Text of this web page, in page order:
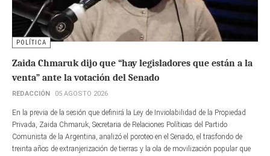
POLÍTICA
Zaida Chmaruk dijo que “hay legisladores que están a la
venta” ante la votación del Senado
REDACCIÓN 05 AGOSTO 2026
En la previa de la sesión que definirá la Ley de Inviolabilidad de la Propiedad
Privada, Zaida Chmaruk, Secretaria de Relaciones Políticas del Partido
Comunista de la Argentina, analizó el poroteo en el Senado, el trasfondo de
treinta años de extranjerización de tierras y la ola de movilización popular que